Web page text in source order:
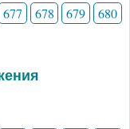
677 678 679
680